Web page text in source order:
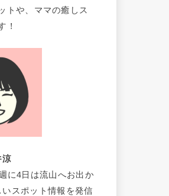
トや、ママの癒しス
！
涼
に4日は流山へお出か
スポット情報を発信